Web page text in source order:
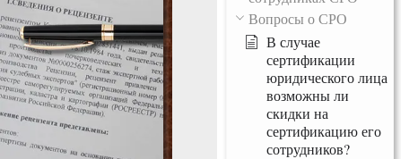
Вопросы о СРО
В случае
сертификации
юридического лица
возможны ли
скидки на
сертификацию его
сотрудников?